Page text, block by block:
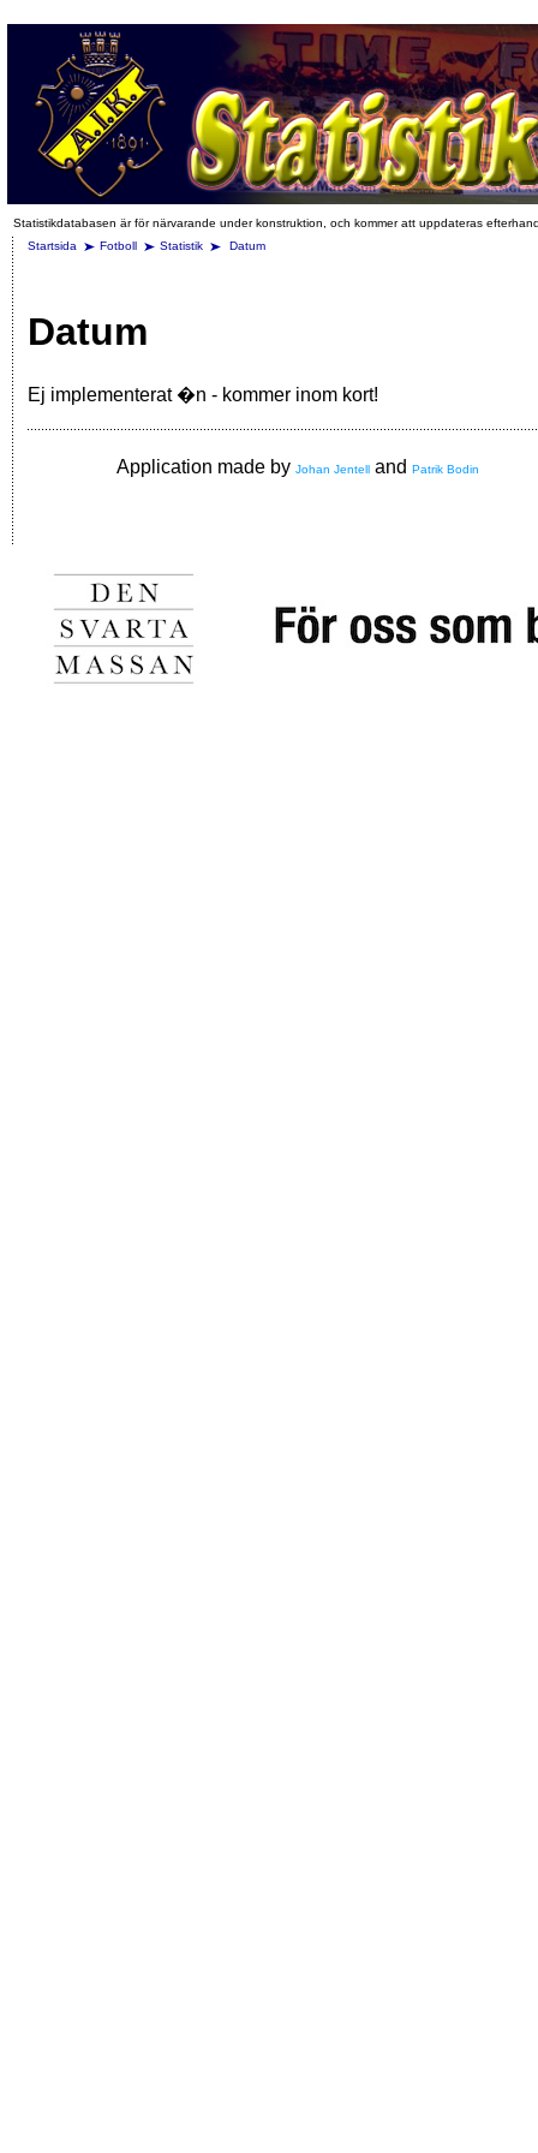
Statistikdatabasen är för närvarande under konstruktion, och kommer att uppdateras
Startsida
Fotboll Statistik Datum
Datum
Ej implementerat �n - kommer inom kort!
Application made by Johan Jentell and Patrik Bodin